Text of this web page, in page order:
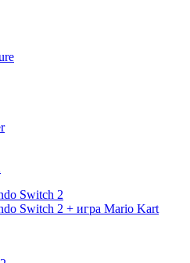
Switch 2
Switch 2 + игра Mario Kart